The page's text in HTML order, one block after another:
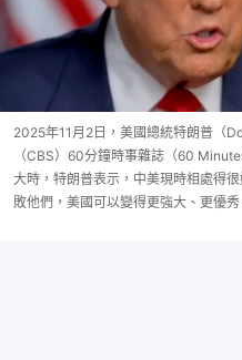
2025年11月2日，美國總統特朗普（
（CBS）60分鐘時事雜誌（60
大時，特朗普表示，中美現時相處得
敗他們，美國可以變得更強大、更優